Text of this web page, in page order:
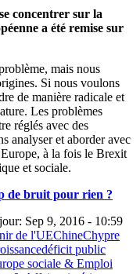
concentrer sur la
a été remise sur
mais nous
Si nous voulons
de manière radicale et
Les problèmes
réglés avec des
analyser et aborder avec
à la fois le Brexit
et sociale.
de bruit pour rien ?
Sep 9, 2016 - 10:59
de l'UEChineChypre
déficit public
sociale & Emploi